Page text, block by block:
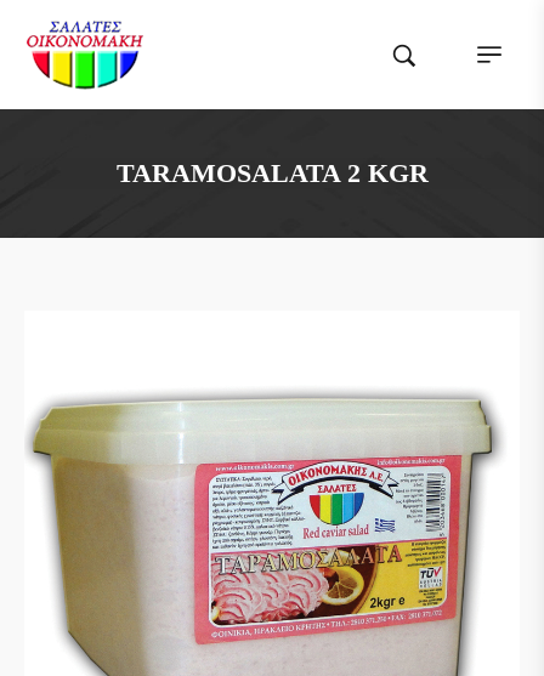
TARAMOSALATA 2 KGR